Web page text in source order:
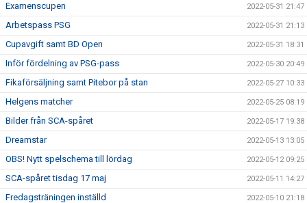
Examenscupen 2022-05-31 21:47
Arbetspass PSG 2022-05-31 21:13
Cupavgift samt BD Open 2022-05-31 18:31
Inför fördelning av PSG-pass 2022-05-30 20:49
Fikaförsäljning samt Pitebor på stan 2022-05-27 10:33
Helgens matcher 2022-05-25 08:19
Bilder från SCA-spåret 2022-05-17 19:38
Dreamstar 2022-05-13 13:05
OBS! Nytt spelschema till lördag 2022-05-12 09:25
SCA-spåret tisdag 17 maj 2022-05-11 14:27
Fredagsträningen inställd 2022-05-10 21:18